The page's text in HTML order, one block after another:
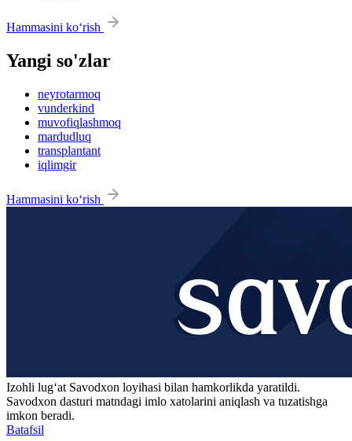
Hammasini ko‘rish
Yangi so'zlar
neyrotarmoq
vunderkind
muvofiqlashmoq
mardudluq
transplantant
iqlimgir
Hammasini ko‘rish
Izohli lugʻat Savodxon loyihasi bilan hamkorlikda yaratildi.
Savodxon dasturi matndagi imlo xatolarini aniqlash va tuzatishga
imkon beradi.
Batafsil